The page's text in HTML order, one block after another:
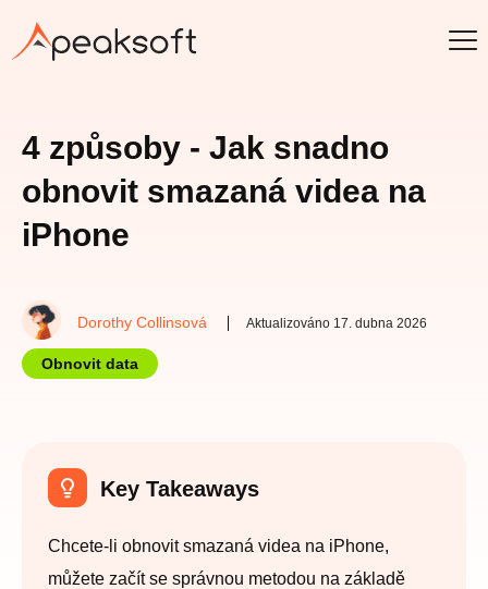
4 způsoby - Jak snadno
obnovit smazaná videa na
iPhone
Dorothy Collinsová Aktualizováno 17. dubna 2026
Obnovit data
Key Takeaways
Chcete-li obnovit smazaná videa na iPhone,
můžete začít se správnou metodou na základě